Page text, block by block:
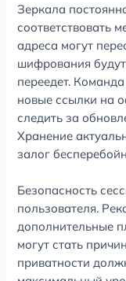
Зеркала
соответствовать
адреса могут
шифрования
переедет.
новые ссылки на
следить за
Хранение
залог
Безопасность
пользователя.
дополнительные
могут стать
приватности